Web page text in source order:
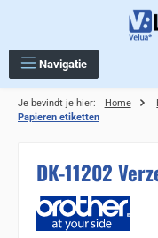
Navigatie
Je bevindt je hier: Home
Papieren etiketten
DK-11202